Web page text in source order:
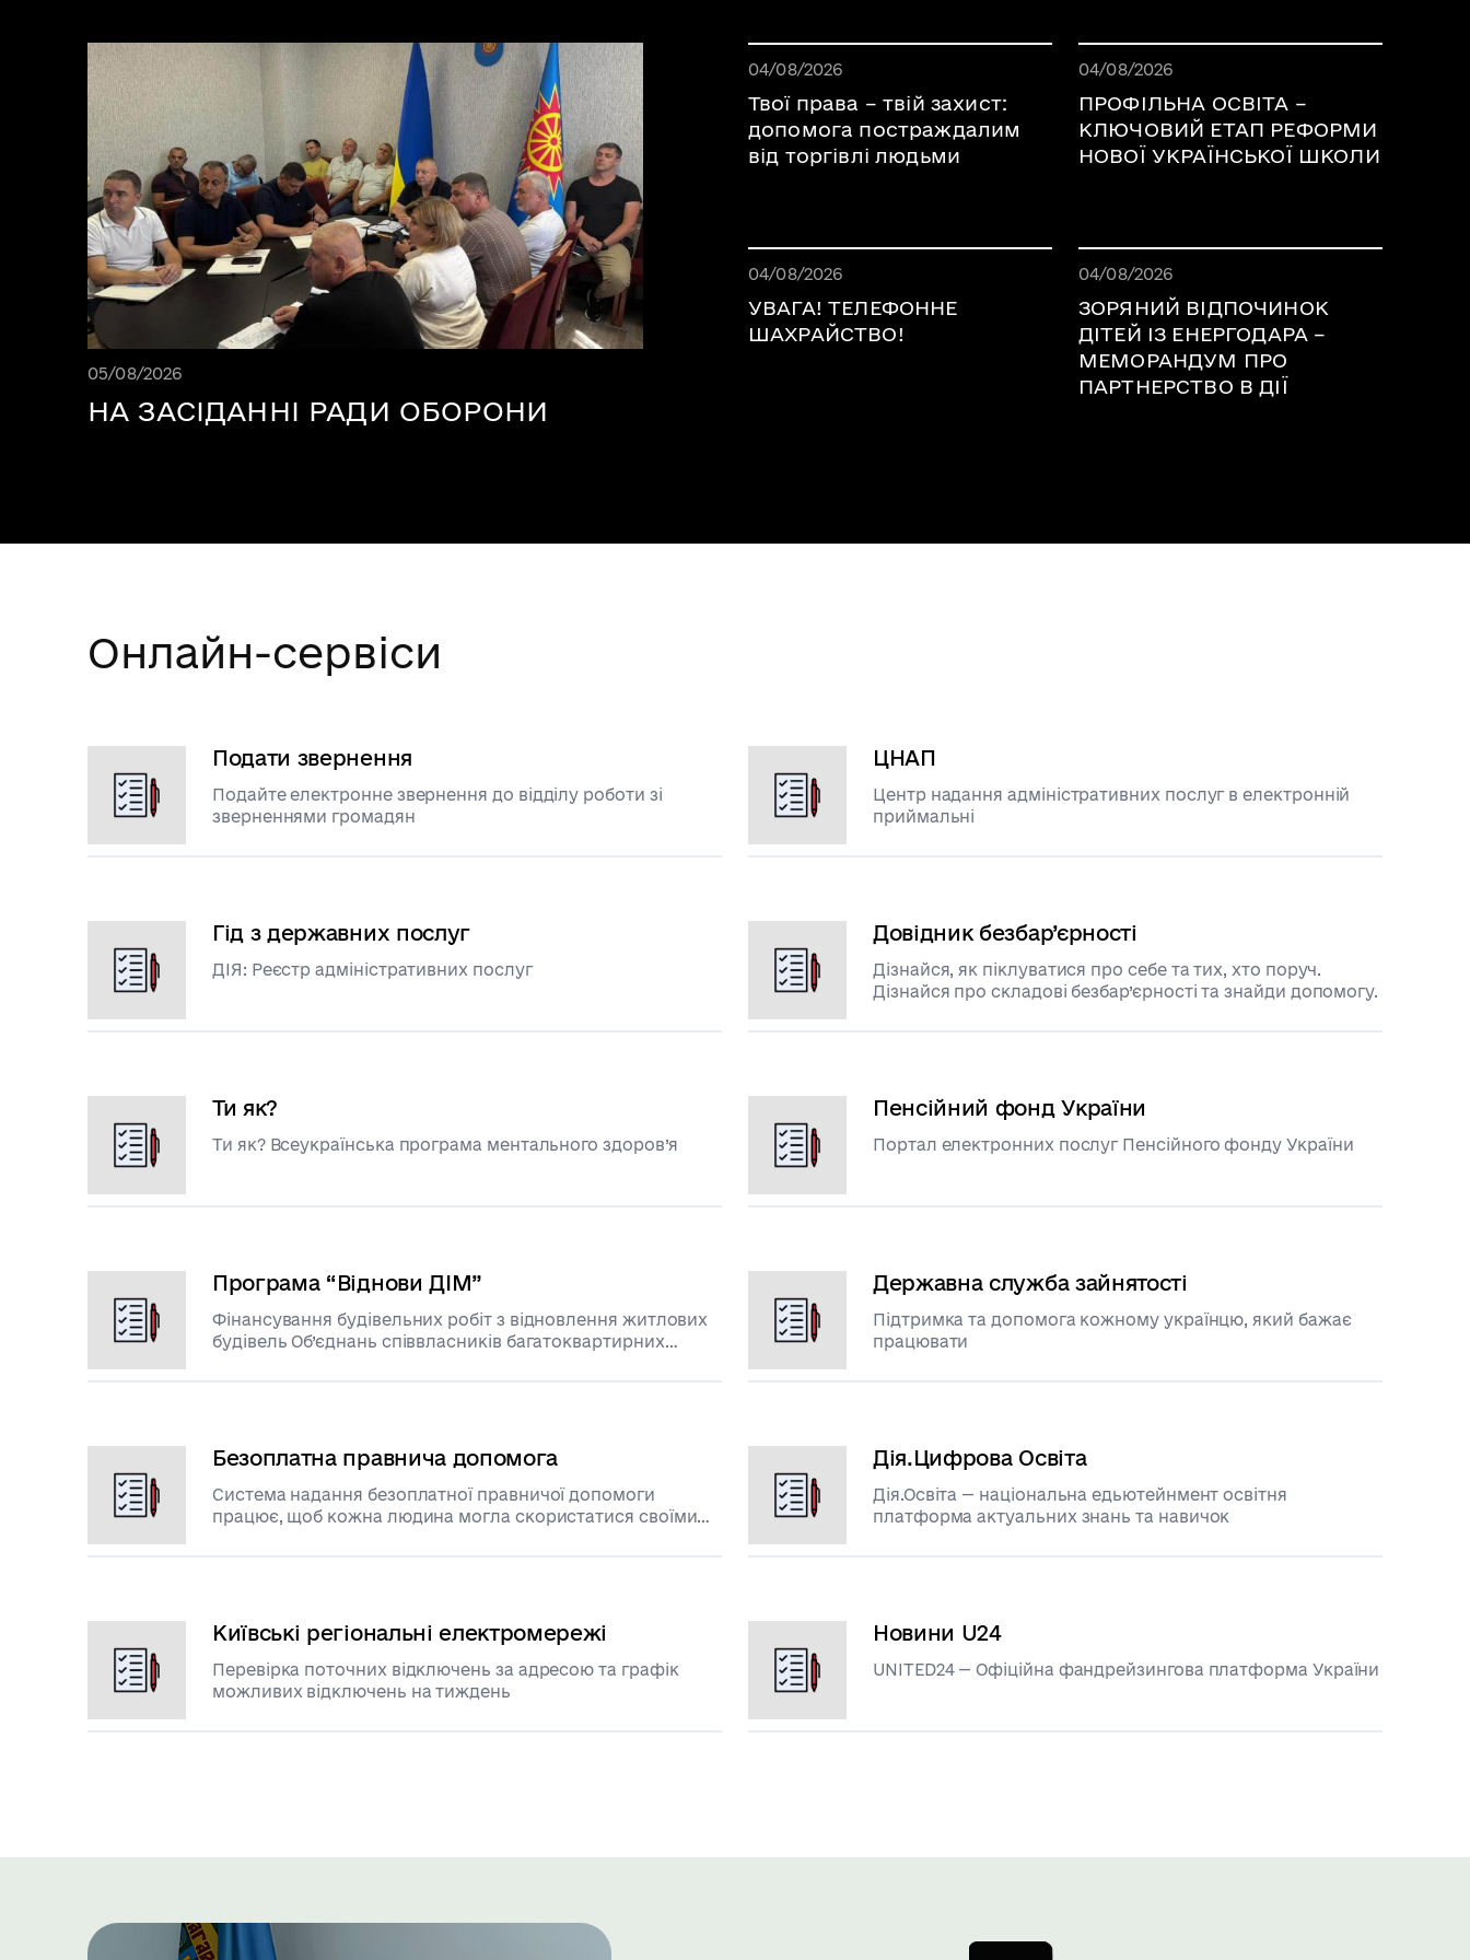
Дата публікації 05.08.2026
05/08/2026
НА ЗАСІДАННІ РАДИ ОБОРОНИ
Дата публікації 05.08.2026
04/08/2026
Твої права – твій захист:
допомога постраждалим
від торгівлі людьми
Дата публікації 05.08.2026
04/08/2026
ПРОФІЛЬНА ОСВІТА –
КЛЮЧОВИЙ ЕТАП РЕФОРМИ
НОВОЇ УКРАЇНСЬКОЇ ШКОЛИ
Дата публікації 05.08.2026
04/08/2026
УВАГА! ТЕЛЕФОННЕ
ШАХРАЙСТВО!
Дата публікації 05.08.2026
04/08/2026
ЗОРЯНИЙ ВІДПОЧИНОК
ДІТЕЙ ІЗ ЕНЕРГОДАРА –
МЕМОРАНДУМ ПРО
ПАРТНЕРСТВО В ДІЇ
Онлайн-сервіси
Подати звернення
Подайте електронне звернення до відділу роботи зі
зверненнями громадян
ЦНАП
Центр надання адміністративних послуг в електронній
приймальні
Гід з державних послуг
ДІЯ: Реєстр адміністративних послуг
Довідник безбар’єрності
Дізнайся, як піклуватися про себе та тих, хто поруч.
Дізнайся про складові безбар’єрності та знайди допомогу.
Ти як?
Ти як? Всеукраїнська програма ментального здоров’я
Пенсійний фонд України
Портал електронних послуг Пенсійного фонду України
Програма “Віднови ДІМ”
Фінансування будівельних робіт з відновлення житлових
будівель Об’єднань співвласників багатоквартирних
агресії російської федерації проти України
Державна служба зайнятості
Підтримка та допомога кожному українцю, який бажає
працювати
Безоплатна правнича допомога
Система надання безоплатної правничої допомоги
працює, щоб кожна людина могла скористатися своїми
Дія.Цифрова Освіта
Дія.Освіта — національна едьютейнмент освітня
платформа актуальних знань та навичок
Київські регіональні електромережі
Перевірка поточних відключень за адресою та графік
можливих відключень на тиждень
Новини U24
UNITED24 — Офіційна фандрейзингова платформа України